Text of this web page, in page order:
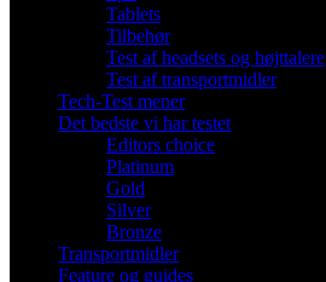
Tablets
Tilbehør
Test af headsets og højttalere
Test af transportmidler
Tech-Test mener
Det bedste vi har testet
Editors choice
Platinum
Gold
Silver
Bronze
Transportmidler
Feature og guides